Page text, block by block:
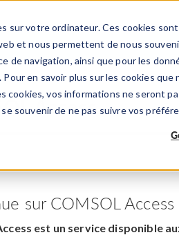
sur votre ordinateur. Ces cookies
et nous permettent de nous
de navigation, ainsi que pour les
en savoir plus sur les cookies
cookies, vos informations ne seront
souvenir de ne pas suivre vos
PRODUITS
Access
sur COMSOL Access
est un service disponible